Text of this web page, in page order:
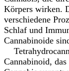
Körpers wirken.
verschiedene
Schlaf und
Cannabinoide
Cannabinoid,